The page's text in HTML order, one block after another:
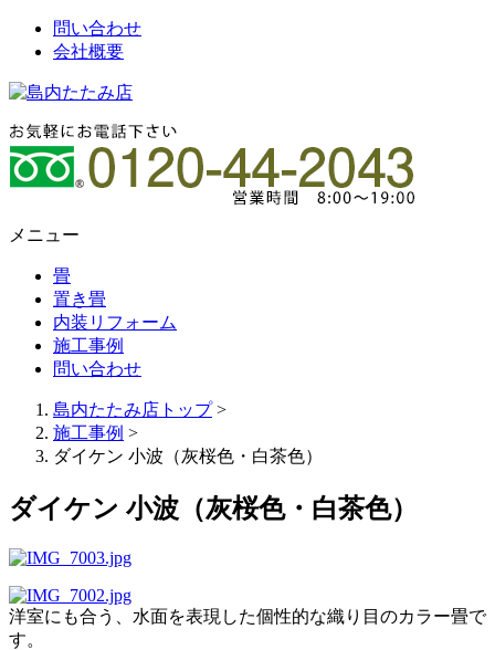
問い合わせ
会社概要
メニュー
畳
置き畳
内装リフォーム
施工事例
問い合わせ
島内たたみ店トップ>
施工事例 >
ダイケン 小波（灰桜色・白茶色）
ダイケン 小波（灰桜色・白茶色）
洋室にも合う、水面を表現した個性的な織り目のカラー畳で
す。